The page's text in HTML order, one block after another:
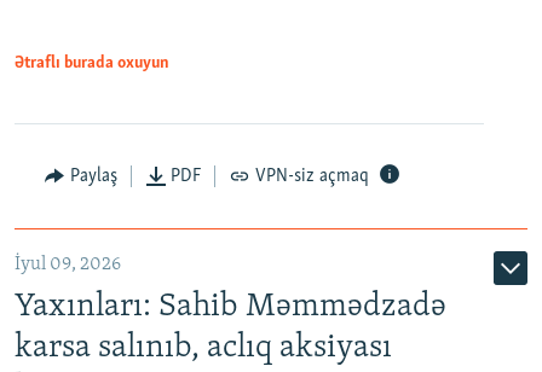
Ətraflı burada oxuyun
Paylaş PDF VPN-siz açmaq
İyul 09, 2026
Yaxınları: Sahib Məmmədzadə
karsa salınıb, aclıq aksiyası